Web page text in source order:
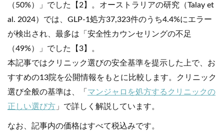
（50%）」でした【2】。オーストラリアの研究（Talay et
al. 2024）では、GLP-1処方37,323件のうち4.4%にエラー
が検出され、最多は「安全性カウンセリングの不足
（49%）」でした【3】。
本記事ではクリニック選びの安全基準を提示した上で、お
すすめの13院を公開情報をもとに比較します。クリニック
選び全般の基準は、「 マンジャロを処方するクリニックの
正しい選び方 」で詳しく解説しています。
なお、記事内の価格はすべて税込みです。